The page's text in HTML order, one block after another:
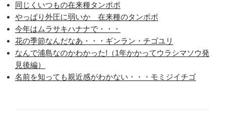
同じくいつもの在来種タンポポ
やっぱり外圧に弱いか 在来種のタンポポ
今年はムラサキハナナで・・・
花の季節なんだなあ・・・ギンラン・チゴユリ
なんで浦島なのかわかった!（1年かかってウラシマソウ発
見後編）
名前を知っても親近感がわかない・・・モミジイチゴ